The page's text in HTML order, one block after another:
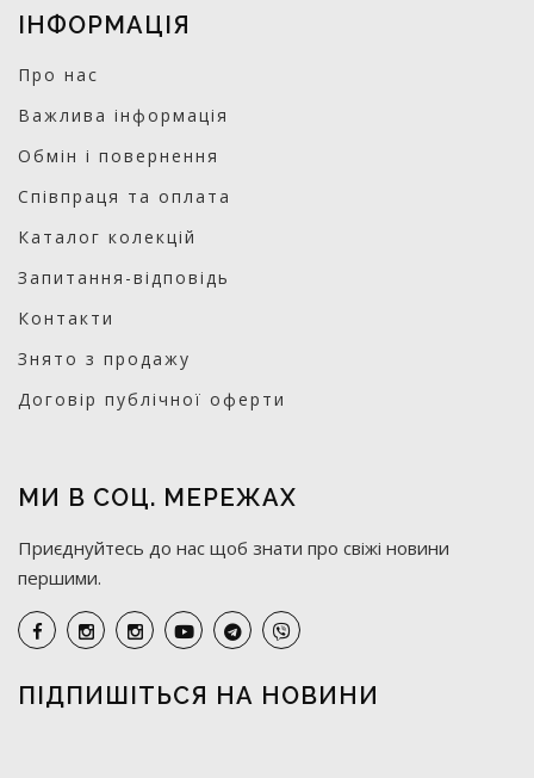
ІНФОРМАЦІЯ
Про нас
Важлива інформація
Обмін і повернення
Співпраця та оплата
Каталог колекцій
Запитання-відповідь
Контакти
Знято з продажу
Договір публічної оферти
МИ В СОЦ. МЕРЕЖАХ
Приєднуйтесь до нас щоб знати про свіжі новини
першими.
ПІДПИШІТЬСЯ НА НОВИНИ